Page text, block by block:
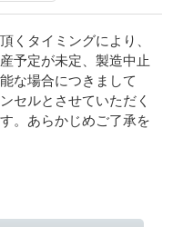
くタイミングにより、
予定が未定、製造中止
な場合につきまして
セルとさせていただく
。あらかじめご了承を